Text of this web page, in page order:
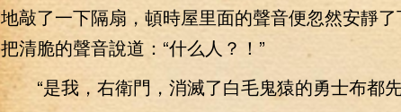
地敲了一下隔扇，頓時屋里面的聲音便忽然安靜
把清脆的聲音說道：“什么人？！”
“是我，右衛門，消滅了白毛鬼猿的勇士布都先